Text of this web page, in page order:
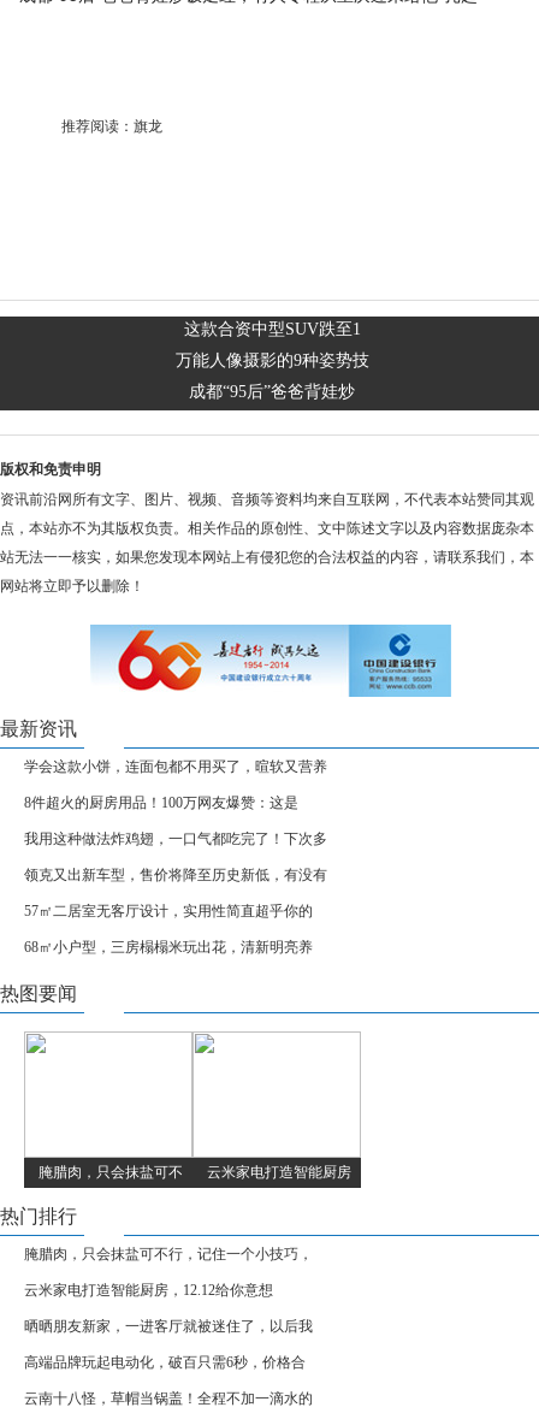
推荐阅读： 旗龙
这款合资中型SUV跌至1
万能人像摄影的9种姿势技
成都“95后”爸爸背娃炒
版权和免责申明
资讯前沿网所有文字、图片、视频、音频等资料均来自互联网，不代表本站赞同其观
点，本站亦不为其版权负责。相关作品的原创性、文中陈述文字以及内容数据庞杂本
站无法一一核实，如果您发现本网站上有侵犯您的合法权益的内容，请联系我们，本
网站将立即予以删除！
最新资讯
学会这款小饼，连面包都不用买了，暄软又营养
8件超火的厨房用品！100万网友爆赞：这是
我用这种做法炸鸡翅，一口气都吃完了！下次多
领克又出新车型，售价将降至历史新低，有没有
57㎡二居室无客厅设计，实用性简直超乎你的
68㎡小户型，三房榻榻米玩出花，清新明亮养
热图要闻
腌腊肉，只会抹盐可不 云米家电打造智能厨房
热门排行
腌腊肉，只会抹盐可不行，记住一个小技巧，
云米家电打造智能厨房，12.12给你意想
晒晒朋友新家，一进客厅就被迷住了，以后我
高端品牌玩起电动化，破百只需6秒，价格合
云南十八怪，草帽当锅盖！全程不加一滴水的